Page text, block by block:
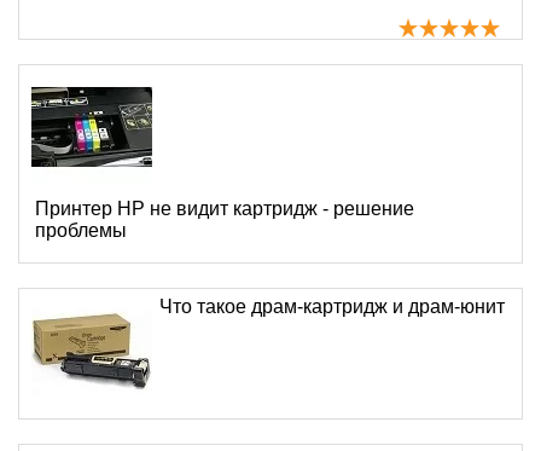
Принтер HP не видит картридж - решение
проблемы
Что такое драм-картридж и драм-юнит